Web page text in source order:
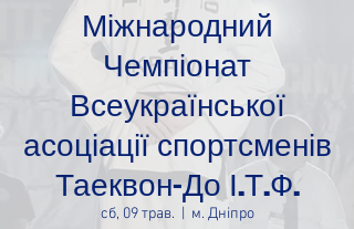
Міжнародний
Чемпіонат
Всеукраїнської
асоціації спортсменів
Таеквон-До І.Т.Ф.
сб, 09 трав. м. Дніпро